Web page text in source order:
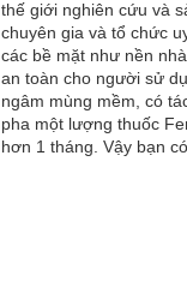
thế giới nghiên cứu và
chuyên gia và tổ chức
các bề mặt như nền
an toàn cho người sử
ngâm mùng mềm, có
pha một lượng thuốc
hơn 1 tháng. Vậy bạn